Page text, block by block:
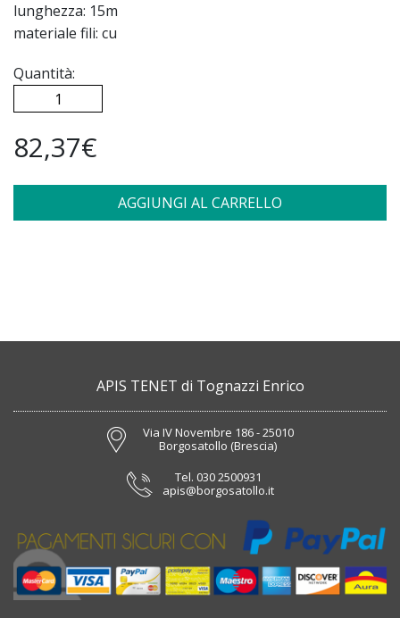
lunghezza: 15m
materiale fili: cu
Quantità:
82,37€
AGGIUNGI AL CARRELLO
APIS TENET di Tognazzi Enrico
Via IV Novembre 186 - 25010
Borgosatollo (Brescia)
Tel. 030 2500931
apis@borgosatollo.it